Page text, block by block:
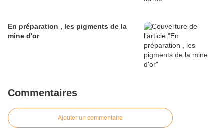
En préparation , les pigments de la
mine d'or
Commentaires
Ajouter un commentaire